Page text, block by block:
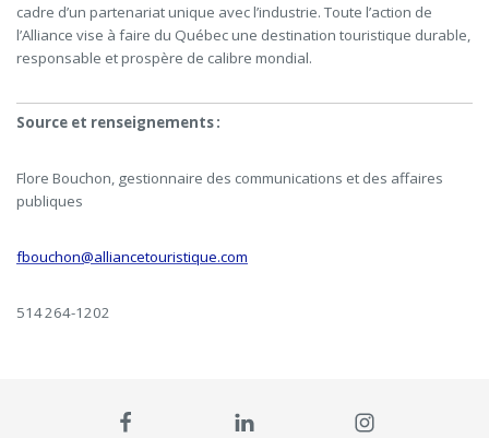
cadre d’un partenariat unique avec l’industrie. Toute l’action de
l’Alliance vise à faire du Québec une destination touristique durable,
responsable et prospère de calibre mondial.
Source et renseignements :
Flore Bouchon, gestionnaire des communications et des affaires
publiques
fbouchon@alliancetouristique.com
514 264-1202